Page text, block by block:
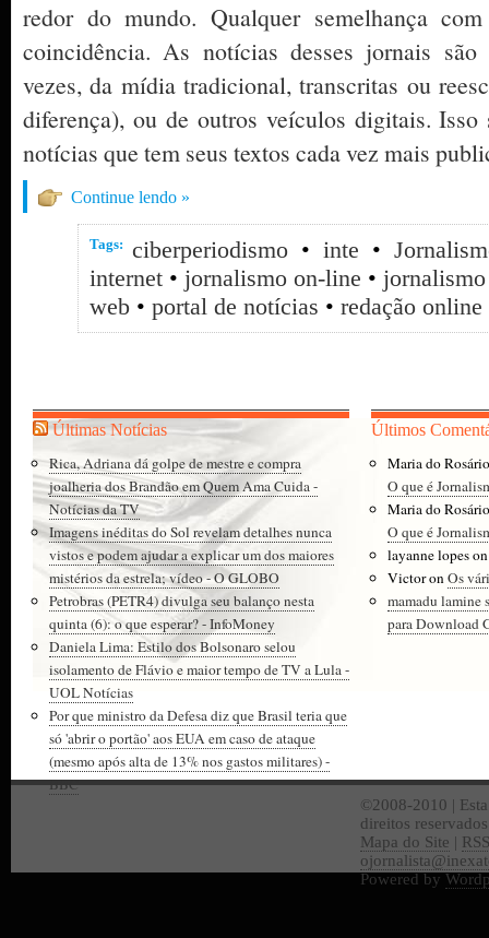
redor do mundo. Qualquer semelhança
coincidência. As notícias desses jornais
vezes, da mídia tradicional, transcritas ou
diferença), ou de outros veículos digitais. Isso
notícias que tem seus textos cada vez mais
Continue lendo »
Tags: ciberperiodismo • inte •
internet • jornalismo on-line •
web • portal de notícias • redação online
Últimas Notícias
Rica, Adriana dá golpe de mestre e compra
joalheria dos Brandão em Quem Ama Cuida -
Notícias da TV
Imagens inéditas do Sol revelam detalhes nunca
vistos e podem ajudar a explicar um dos maiores
mistérios da estrela; vídeo - O GLOBO
Petrobras (PETR4) divulga seu balanço nesta
quinta (6): o que esperar? - InfoMoney
Daniela Lima: Estilo dos Bolsonaro selou
isolamento de Flávio e maior tempo de TV a Lula -
UOL Notícias
Por que ministro da Defesa diz que Brasil teria que
só 'abrir o portão' aos EUA em caso de ataque
(mesmo após alta de 13% nos gastos militares) -
BBC
Últimos
Maria do
O que é
Maria do
O que é
layanne lopes
VictoronOs
mamadu lamine
para Download
©2008-2010 |
direitos
Mapa do Site | RSS
Powered by